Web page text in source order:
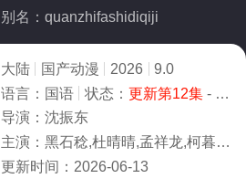
别名：quanzhifashidiqiji
大陆 国产动漫 2026
9.0
语言： 国语 状态： 更新第12集- 免费在线观看
导演： 沈振东
主演： 黑石稔,杜晴晴,孟祥龙,柯暮卿,孟阳,不一,谢添天,陈新玥,筱筝,高其昌,袁国庆
更新时间： 2026-06-13